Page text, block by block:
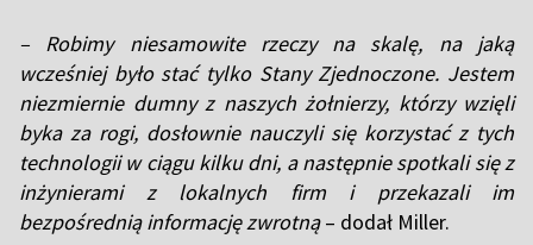
– Robimy niesamowite rzeczy na skalę, na jaką
wcześniej było stać tylko Stany Zjednoczone. Jestem
niezmiernie dumny z naszych żołnierzy, którzy wzięli
byka za rogi, dosłownie nauczyli się korzystać z tych
technologii w ciągu kilku dni, a następnie spotkali się z
inżynierami z lokalnych firm i przekazali im
bezpośrednią informację zwrotną– dodał Miller.